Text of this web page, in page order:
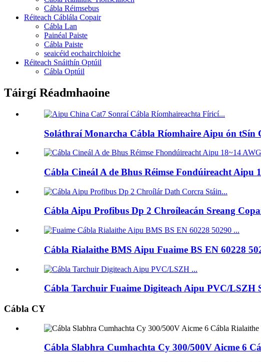
Cábla Réimsebus
Réiteach Cáblála Copair
Cábla Lan
Painéal Paiste
Cábla Paiste
seaicéid eochairchloiche
Réiteach Snáithín Optúil
Cábla Optúil
Táirgí Réadmhaoine
Soláthraí Monarcha Cábla Ríomhaire Aipu ón tSín
Cábla Cineál A de Bhus Réimse Fondúireacht
Cábla Aipu Profibus Dp 2 Chroíleacán Sreang
Cábla Rialaithe BMS Aipu Fuaime BS EN 60228
Cábla Tarchuir Fuaime Digiteach Aipu PVC/LSZH
Cábla CY
Cábla Slabhra Cumhachta Cy 300/500V Aicme 6